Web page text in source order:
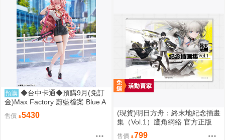
預購 ◆台中卡通◆預購9月(免訂
金)Max Factory 蔚藍檔案 Blue A
rchive 綺羅羅 1/7 0906
售價 5430
(現貨)明日方舟：終末地紀念插畫
集（Vol.1）鷹角網絡 官方正版
插畫集 畫冊 簡體中文
售價 799